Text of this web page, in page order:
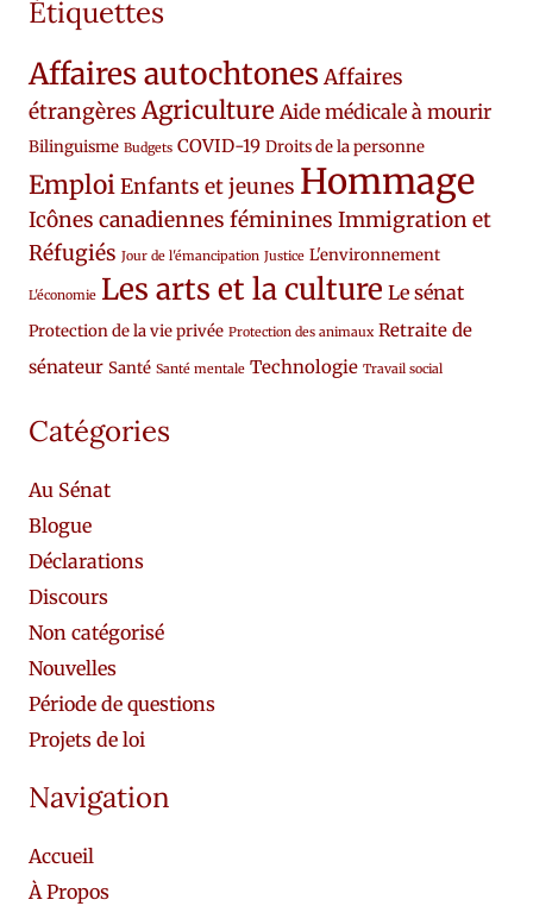
Étiquettes
Affaires autochtones Affaires
étrangères Agriculture Aide médicale à mourir
Bilinguisme Budgets COVID-19 Droits de la personne
EmploiEnfants et jeunes Hommage
Icônes canadiennes féminines Immigration et
Réfugiés Jour de l'émancipation Justice L'environnement
L'économie Les arts et la culture Le sénat
Protection de la vie privée Protection des animaux Retraite de
sénateur Santé Santé mentale Technologie Travail social
Catégories
Au Sénat
Blogue
Déclarations
Discours
Non catégorisé
Nouvelles
Période de questions
Projets de loi
Navigation
Accueil
À Propos